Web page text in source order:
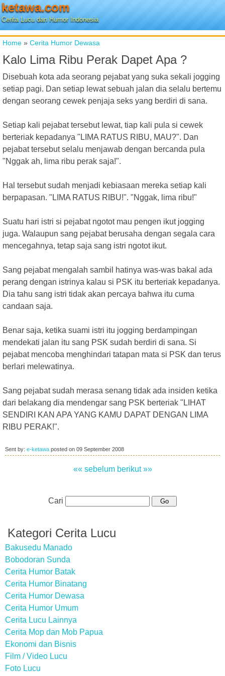
ketawa.com
Cerita Lucu dan Humor Indonesia
Home » Cerita Humor Dewasa
Kalo Lima Ribu Perak Dapet Apa ?
Disebuah kota ada seorang pejabat yang suka sekali jogging
setiap pagi. Dan setiap lewat sebuah jalan dia selalu bertemu
dengan seorang cewek penjaja seks yang berdiri di sana.
Setiap kali pejabat tersebut lewat, tiap kali pula si cewek
berteriak kepadanya "LIMA RATUS RIBU, MAU?". Dan
pejabat tersebut selalu menjawab dengan bercanda pula
"Nggak ah, lima ribu perak saja!".
Hal tersebut sudah menjadi kebiasaan mereka setiap kali
berpapasan. "LIMA RATUS RIBU!". "Nggak, lima ribu!"
Suatu hari istri si pejabat ngotot mau pengen ikut jogging
juga. Walaupun sang pejabat berusaha dengan segala cara
mencegahnya, tetap saja sang istri ngotot ikut.
Sang pejabat mengalah sambil hatinya was-was bakal ada
perang dengan istrinya kalau si PSK itu berteriak kepadanya.
Dia tahu sang istri tidak akan percaya bahwa itu cuma
candaan saja.
Benar saja, ketika suami istri itu jogging berdampingan
mendekati jalan itu sang PSK sudah berdiri di sana. Si
pejabat mencoba menghindari tatapan mata si PSK dan terus
berlari melewatinya.
Sang pejabat sudah merasa senang tidak ada insiden ketika
dari belakang dia mendengar sang PSK berteriak "LIHAT
SENDIRI KAN APA YANG KAMU DAPAT DENGAN LIMA
RIBU PERAK!".
Sent by: e-ketawa posted on 09 September 2008
«« sebelum berikut »»
Cari
Kategori Cerita Lucu
Bakusedu Manado
Bobodoran Sunda
Cerita Humor Batak
Cerita Humor Binatang
Cerita Humor Dewasa
Cerita Humor Umum
Cerita Lucu Lainnya
Cerita Mop dan Mob Papua
Ekonomi dan Bisnis
Film / Video Lucu
Foto Lucu